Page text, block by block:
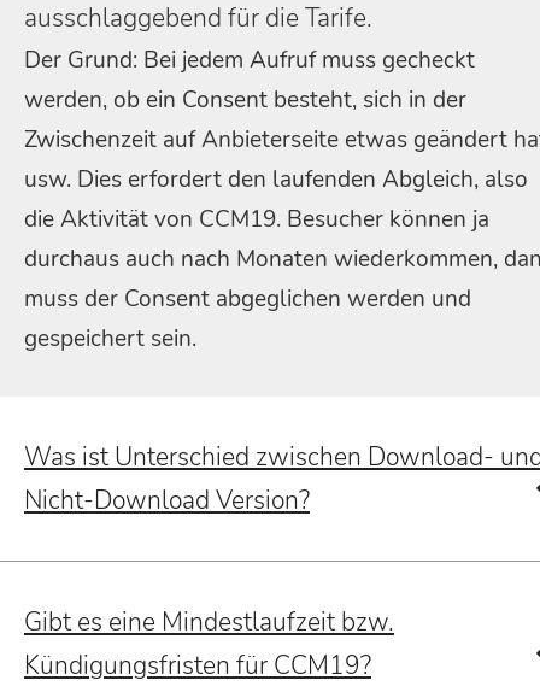
ausschlaggebend für die Tarife.
Der Grund: Bei jedem Aufruf muss gecheckt
werden, ob ein Consent besteht, sich in der
Zwischenzeit auf Anbieterseite etwas geändert
usw. Dies erfordert den laufenden Abgleich, also
die Aktivität von CCM19. Besucher können ja
durchaus auch nach Monaten wiederkommen,
muss der Consent abgeglichen werden und
gespeichert sein.
Was ist Unterschied zwischen Download-
Nicht-Download Version?
Gibt es eine Mindestlaufzeit bzw.
Kündigungsfristen für CCM19?